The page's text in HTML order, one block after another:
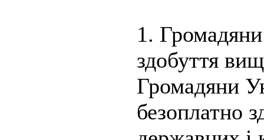
1.
здобуття
Громадяни
безоплатно